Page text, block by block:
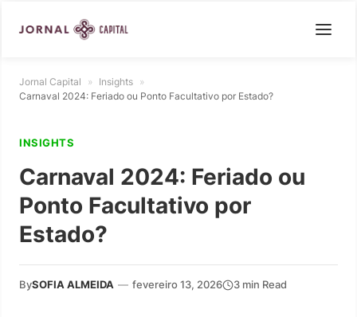
Jornal Capital » Insights »
Carnaval 2024: Feriado ou Ponto Facultativo por Estado?
INSIGHTS
Carnaval 2024: Feriado ou
Ponto Facultativo por
Estado?
BySOFIA ALMEIDA — fevereiro 13, 2026 3 min Read